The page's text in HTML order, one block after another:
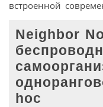
встроенной
Neighbor
hoc